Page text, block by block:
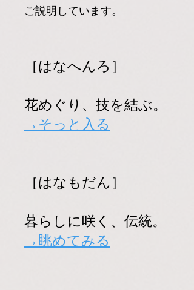
ご説明しています。
［はなへんろ］
花めぐり、技を結ぶ。
→そっと入る
［はなもだん］
暮らしに咲く、伝統。
→眺めてみる